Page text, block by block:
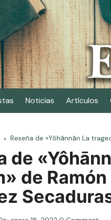
de los escritores
Noticias Artículos
Reseña de «Yôhānnān La
de
de